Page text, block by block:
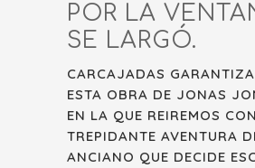
POR LA
SE LARGÓ.
CARCAJADAS
ESTA OBRA DE JONAS
EN LA QUE REIREMOS
TREPIDANTE AVENTURA
ANCIANO QUE DECIDE